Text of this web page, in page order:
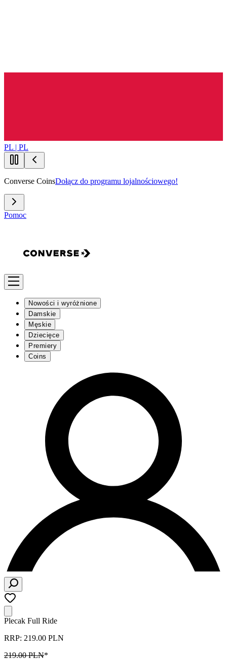
PL | PL
Converse CoinsDołącz do programu lojalnościowego!
Pomoc
Nowości i wyróżnione
Damskie
Męskie
Dziecięce
Premiery
Coins
Plecak Full Ride
RRP: 219.00 PLN
219.00 PLN*